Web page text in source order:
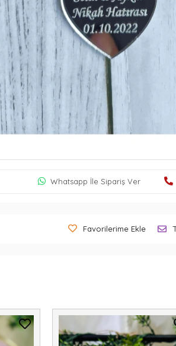
Whatsapp İle Sipariş Ver
Favorilerime Ekle